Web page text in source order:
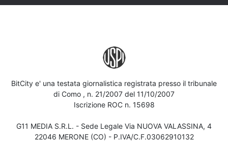
BitCity e' una testata giornalistica registrata presso il tribunale
di Como , n. 21/2007 del 11/10/2007
Iscrizione ROC n. 15698
G11 MEDIA S.R.L. - Sede Legale Via NUOVA VALASSINA, 4
22046 MERONE (CO) - P.IVA/C.F.03062910132